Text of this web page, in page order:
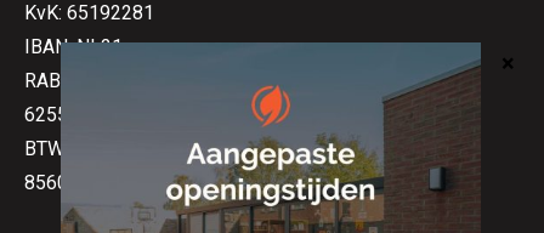
KvK: 65192281
IBAN: NL21
RABO 0325
6255 73
BTW-nr:
856013973B01